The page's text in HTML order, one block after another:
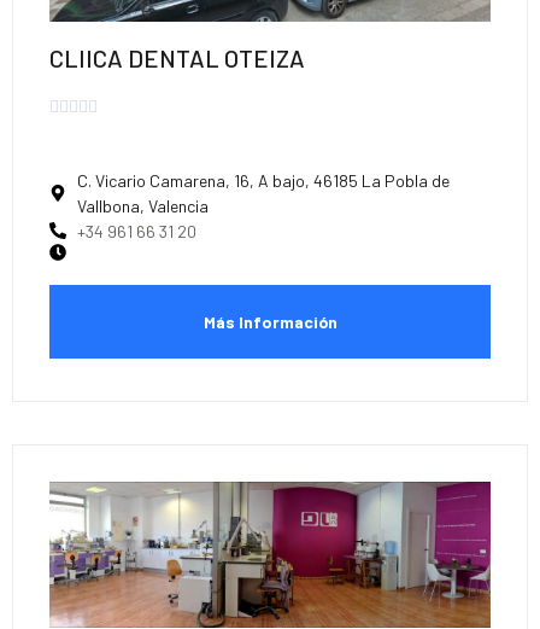
CLIICA DENTAL OTEIZA

C. Vicario Camarena, 16, A bajo, 46185 La Pobla de
Vallbona, Valencia
+34 961 66 31 20
Más Información